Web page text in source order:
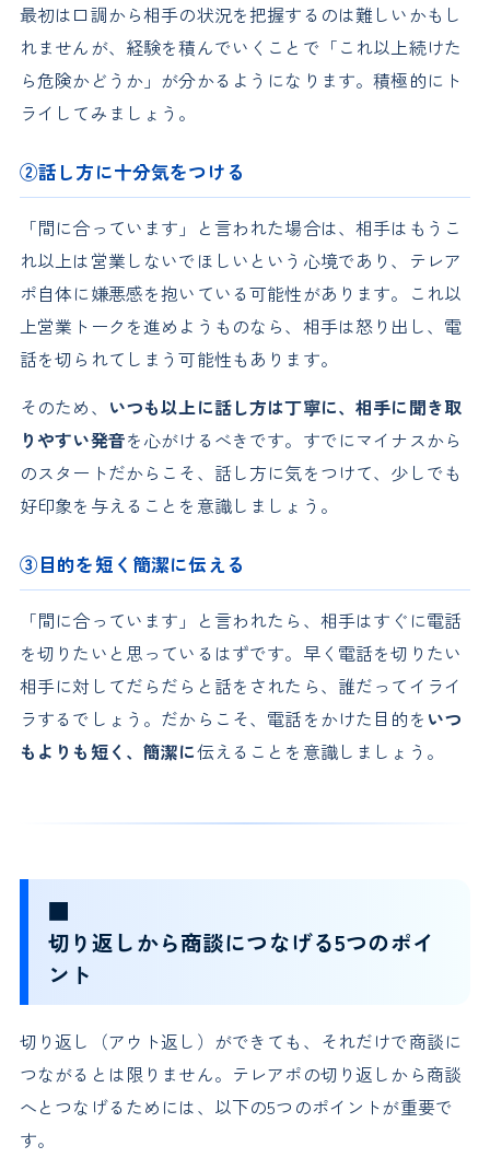
最初は口調から相手の状況を把握するのは難しいかもし
れませんが、経験を積んでいくことで「これ以上続けた
ら危険かどうか」が分かるようになります。積極的にト
ライしてみましょう。
②話し方に十分気をつける
「間に合っています」と言われた場合は、相手はもうこ
れ以上は営業しないでほしいという心境であり、テレア
ポ自体に嫌悪感を抱いている可能性があります。これ以
上営業トークを進めようものなら、相手は怒り出し、電
話を切られてしまう可能性もあります。
そのため、 いつも以上に話し方は丁寧に、相手に聞き取
りやすい発音を心がけるべきです。すでにマイナスから
のスタートだからこそ、話し方に気をつけて、少しでも
好印象を与えることを意識しましょう。
③目的を短く簡潔に伝える
「間に合っています」と言われたら、相手はすぐに電話
を切りたいと思っているはずです。早く電話を切りたい
相手に対してだらだらと話をされたら、誰だってイライ
ラするでしょう。だからこそ、電話をかけた目的を いつ
もよりも短く、簡潔に伝えることを意識しましょう。
■
切り返しから商談につなげる5つのポイ
ント
切り返し（アウト返し）ができても、それだけで商談に
つながるとは限りません。テレアポの切り返しから商談
へとつなげるためには、以下の5つのポイントが重要で
す。